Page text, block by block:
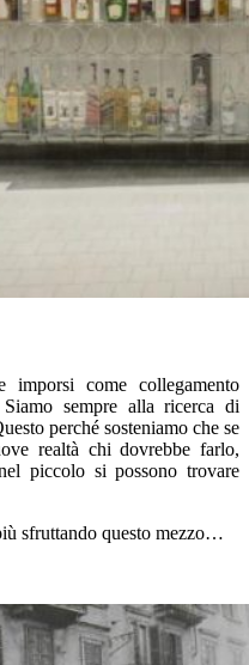
come collegamento
sempre alla ricerca di
perché sosteniamo che se
realtà chi dovrebbe farlo,
piccolo si possono trovare
sfruttando questo mezzo…